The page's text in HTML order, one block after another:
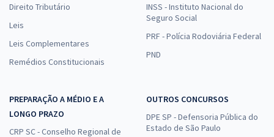
Direito Tributário
Leis
Leis Complementares
Remédios Constitucionais
INSS - Instituto Nacional do
Seguro Social
PRF - Polícia Rodoviária Federal
PND
PREPARAÇÃO A MÉDIO E A
LONGO PRAZO
CRP SC - Conselho Regional de
OUTROS CONCURSOS
DPE SP - Defensoria Pública do
Estado de São Paulo